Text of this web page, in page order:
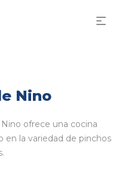
Nino
ofrece una cocina
en la variedad de pinchos